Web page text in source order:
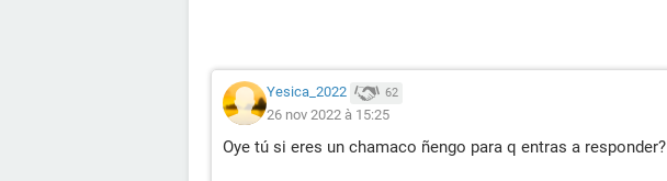
Yesica_2022 62
26 nov 2022 à 15:25
Oye tú si eres un chamaco ñengo para q entras a responder?